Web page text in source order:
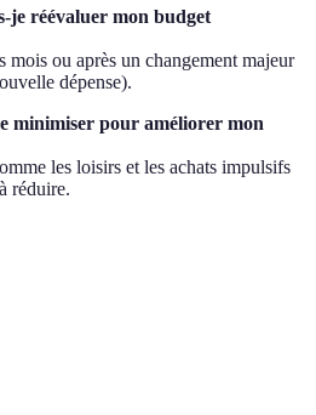
je réévaluer mon budget
mois ou après un changement majeur
dépense).
minimiser pour améliorer mon
les loisirs et les achats impulsifs
réduire.